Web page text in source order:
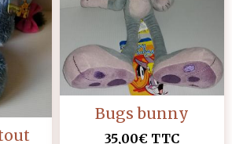
Bugs bunny
35,00€ TTC